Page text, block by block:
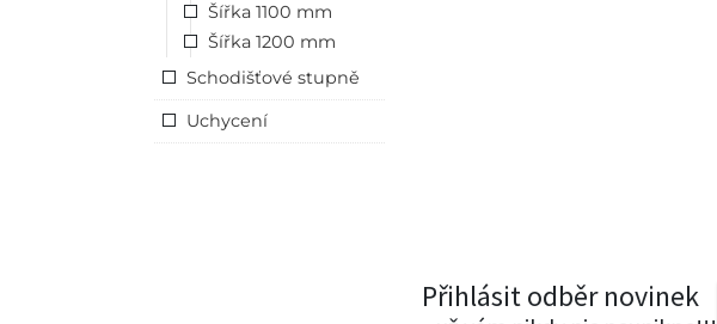
Šířka 1100 mm
Šířka 1200 mm
Schodišťové stupně
Uchycení
Přihlásit odběr novinek